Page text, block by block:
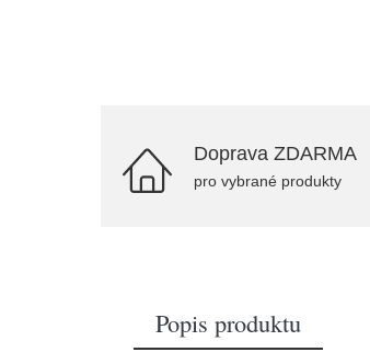
Doprava ZDARMA
pro vybrané produkty
Popis produktu